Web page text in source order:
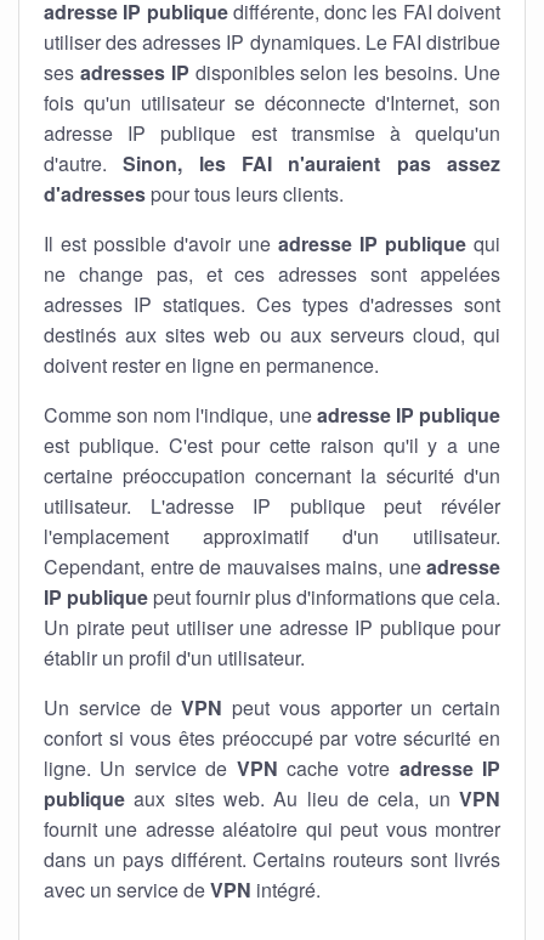
adresse IP publiquedifférente, donc les FAI doivent
utiliser des adresses IP dynamiques. Le FAI distribue
ses adresses IP disponibles selon les besoins. Une
fois qu'un utilisateur se déconnecte d'Internet, son
adresse IP publique est transmise à quelqu'un
d'autre.Sinon, les FAI n'auraient pas assez
d'adresses pour tous leurs clients.
Il est possible d'avoir une adresse IP publique qui
ne change pas, et ces adresses sont appelées
adresses IP statiques. Ces types d'adresses sont
destinés aux sites web ou aux serveurs cloud, qui
doivent rester en ligne en permanence.
Comme son nom l'indique, uneadresse IP publique
est publique. C'est pour cette raison qu'il y a une
certaine préoccupation concernant la sécurité d'un
utilisateur. L'adresse IP publique peut révéler
l'emplacement approximatif d'un utilisateur.
Cependant, entre de mauvaises mains, uneadresse
IP publique peut fournir plus d'informations que cela.
Un pirate peut utiliser une adresse IP publique pour
établir un profil d'un utilisateur.
Un service deVPN peut vous apporter un certain
confort si vous êtes préoccupé par votre sécurité en
ligne. Un service de VPN cache votre adresse IP
publique aux sites web. Au lieu de cela, un VPN
fournit une adresse aléatoire qui peut vous montrer
dans un pays différent. Certains routeurs sont livrés
avec un service deVPN intégré.